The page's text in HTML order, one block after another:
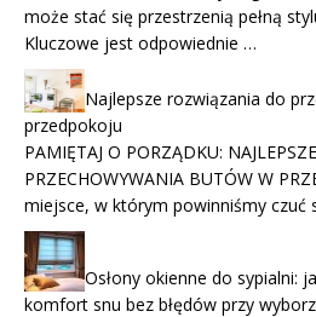
może stać się przestrzenią pełną
Kluczowe jest odpowiednie …
Najlepsze rozwiązania do
przedpokoju
PAMIĘTAJ O PORZĄDKU:
PRZECHOWYWANIA BUTÓW W
miejsce, w którym powinniśmy czuć
Osłony okienne do sypialni:
komfort snu bez błędów przy